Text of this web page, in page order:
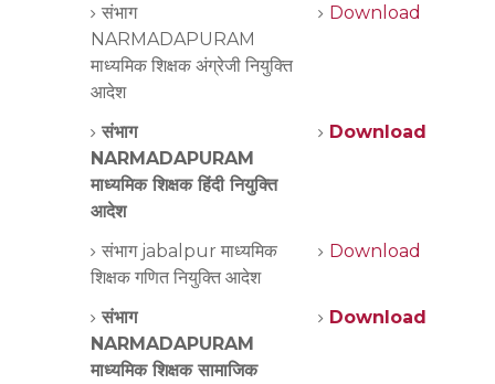
संभाग
NARMADAPURAM
माध्यमिक शिक्षक अंग्रेजी नियुक्ति
आदेश
Download
संभाग
NARMADAPURAM
माध्यमिक शिक्षक हिंदी नियुक्ति
आदेश
Download
संभाग jabalpur माध्यमिक
शिक्षक गणित नियुक्ति आदेश
Download
संभाग
NARMADAPURAM
माध्यमिक शिक्षक सामाजिक
Download